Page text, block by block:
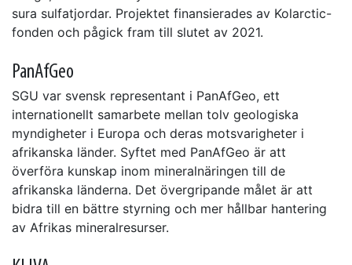
sura sulfatjordar. Projektet finansierades av Kolarctic-
fonden och pågick fram till slutet av 2021.
PanAfGeo
SGU var svensk representant i PanAfGeo, ett
internationellt samarbete mellan tolv geologiska
myndigheter i Europa och deras motsvarigheter i
afrikanska länder. Syftet med PanAfGeo är att
överföra kunskap inom mineralnäringen till de
afrikanska länderna. Det övergripande målet är att
bidra till en bättre styrning och mer hållbar hantering
av Afrikas mineralresurser.